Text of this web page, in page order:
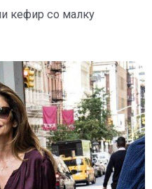
кефир со малку